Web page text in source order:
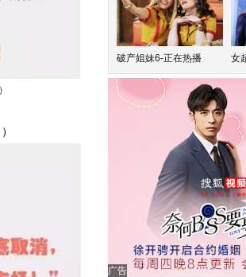
破产姐妹6-正在热播 女
广告